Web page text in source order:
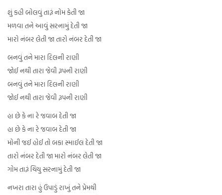
શું કહી બોલવું તારૂં નોમ કેતી જા
મળવા તને આવું સરનામું દેતી જા
મારો નંબર લેતી જા તારો નંબર દેતી જા
બનવું તને મારા દિલની રાણી
જોઈ નથી તારા જેવી રૂપની રાણી
બનવું તને મારા દિલની રાણી
જોઈ નથી તારા જેવી રૂપની રાણી
હા છે કે ના રે જવાબ દેતી જા
હા છે કે ના રે જવાબ દેતી જા
મોની જઈ હોઈ તો બકા સ્માઈલ દેતી જા
તારો નંબર દેતી જા મારો નંબર લેતી જા
ગોમ તારૂં ચિયુ સરનામું દેતી જા
નખરા તારા હું ઉપાડું રાખું તને પ્રેમથી